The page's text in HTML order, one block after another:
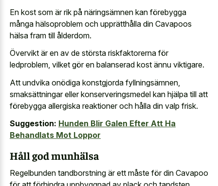
En kost som är rik på näringsämnen kan förebygga
många hälsoproblem och upprätthålla din Cavapoos
hälsa fram till ålderdom.
Övervikt är en av de största riskfaktorerna för
ledproblem, vilket gör en balanserad kost ännu viktigare.
Att undvika onödiga konstgjorda fyllningsämnen,
smaksättningar eller konserveringsmedel kan hjälpa till att
förebygga allergiska reaktioner och hålla din valp frisk.
Suggestion: Hunden Blir Galen Efter Att Ha
Behandlats Mot Loppor
Håll god munhälsa
Regelbunden tandborstning är ett måste för din Cavapoo